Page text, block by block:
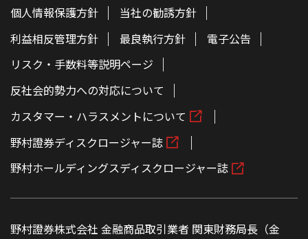
個人情報保護方針
当社の勧誘方針
利益相反管理方針
最良執行方針
電子公告
リスク・手数料等説明ページ
反社会的勢力への対応について
カスタマー・ハラスメントについて
野村證券ディスクロージャー誌
野村ホールディングスディスクロージャー誌
野村證券株式会社 金融商品取引業者 関東財務局長（金